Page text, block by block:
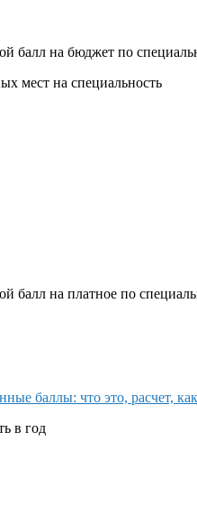
балл на бюджет по
мест на специальность
балл на платное по
баллы: что это, расчет,
в год